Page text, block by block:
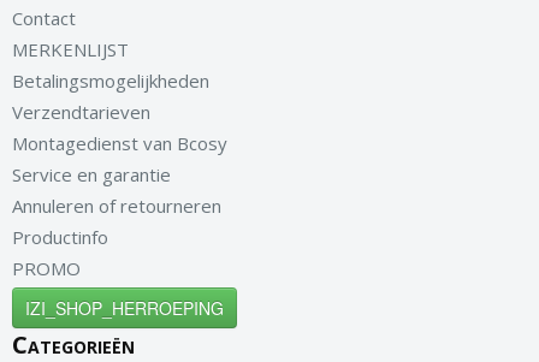
Contact
MERKENLIJST
Betalingsmogelijkheden
Verzendtarieven
Montagedienst van Bcosy
Service en garantie
Annuleren of retourneren
Productinfo
PROMO
IZI_SHOP_HERROEPING
Categorieën